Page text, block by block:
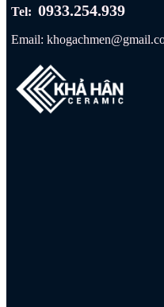
Tel:0933.254.939
Email: